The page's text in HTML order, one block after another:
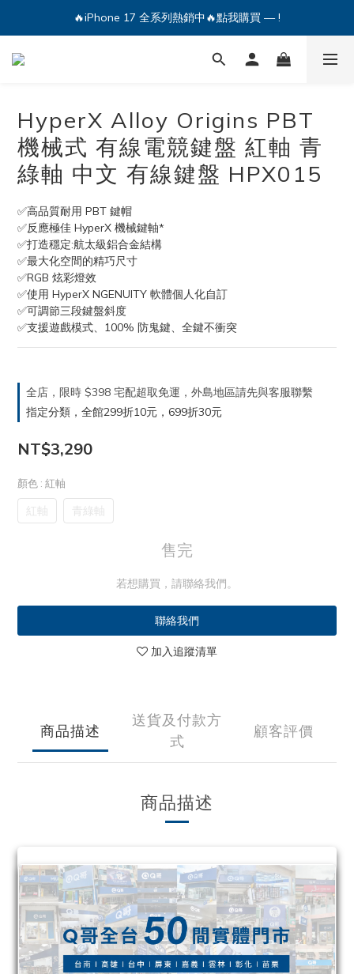
🔥iPhone 17 全系列熱銷中🔥點我購買 — !
🔥iPhone 17 全系列熱銷中🔥點我購買 — !
💕加入Q哥 Line 新好友領優惠券！🎫
HyperX Alloy Origins PBT
機械式 有線電競鍵盤 紅軸 青
綠軸 中文 有線鍵盤 HPX015
✅高品質耐用 PBT 鍵帽
✅反應極佳 HyperX 機械鍵軸*
✅打造穩定:航太級鋁合金結構
✅最大化空間的精巧尺寸
✅RGB 炫彩燈效
✅使用 HyperX NGENUITY 軟體個人化自訂
✅可調節三段鍵盤斜度
✅支援遊戲模式、100% 防鬼鍵、全鍵不衝突
全店，限時 $398 宅配超取免運，外島地區請先與客服聯繫
指定分類，全館299折10元，699折30元
NT$3,290
顏色 : 紅軸
紅軸 青綠軸
售完
若想購買，請聯絡我們。
聯絡我們
加入追蹤清單
商品描述
送貨及付款方
式
顧客評價
商品描述